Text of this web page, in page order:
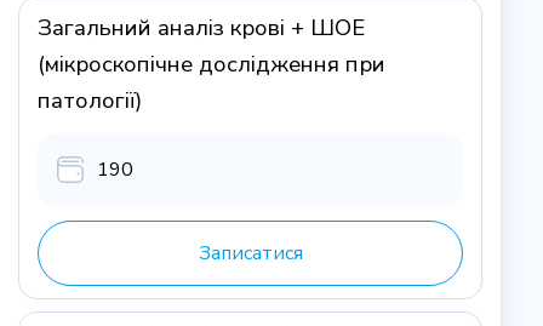
Загальний аналіз крові + ШОЕ
(мікроскопічне дослідження при
патології)
190
Записатися